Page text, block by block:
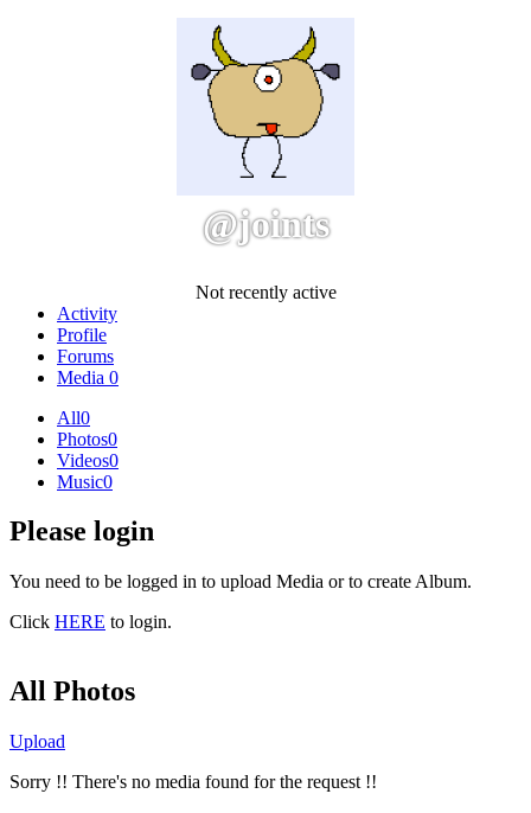
@joints
Not recently active
Activity
Profile
Forums
Media 0
All0
Photos0
Videos0
Music0
Please login
You need to be logged in to upload Media or to create Album.
Click HERE to login.
All Photos
Upload
Sorry !! There's no media found for the request !!